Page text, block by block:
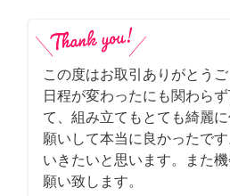
この度はお取引ありがとう
日程が変わったにも関わら
て、組み立てもとても綺麗
願いして本当に良かったで
いきたいと思います。また
願い致します。